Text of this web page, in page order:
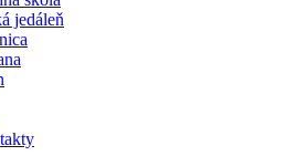
jedáleň